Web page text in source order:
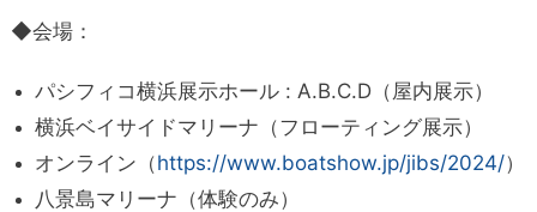
◆会場：
パシフィコ横浜展示ホール : A.B.C.D（屋内展示）
横浜ベイサイドマリーナ（フローティング展示）
オンライン（https://www.boatshow.jp/jibs/2024/）
八景島マリーナ（体験のみ）